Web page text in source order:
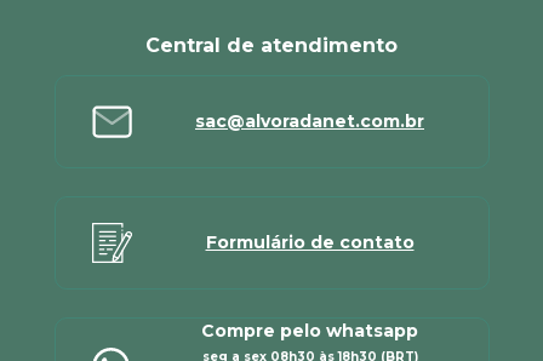
Central de atendimento
sac@alvoradanet.com.br
Formulário de contato
Compre pelo whatsapp
seg a sex 08h30 às 18h30 (BRT)